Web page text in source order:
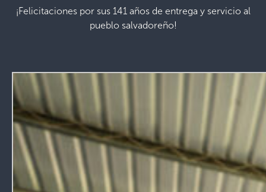
¡Felicitaciones por sus 141 años de entrega y servicio al
pueblo salvadoreño!